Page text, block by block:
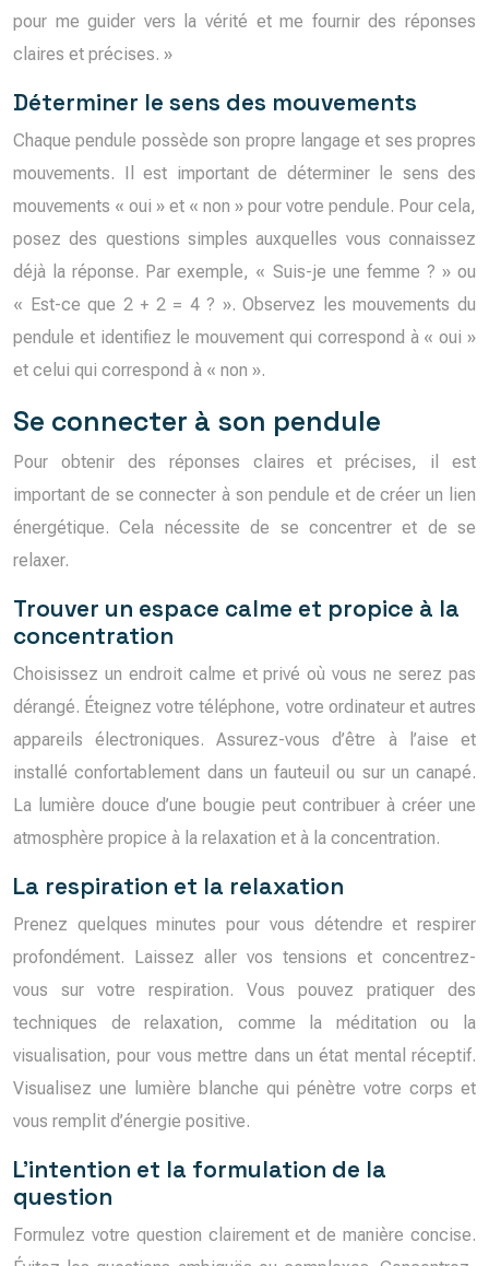
pour me guider vers la vérité et me fournir des réponses
claires et précises. »
Déterminer le sens des mouvements
Chaque pendule possède son propre langage et ses propres
mouvements. Il est important de déterminer le sens des
mouvements « oui » et « non » pour votre pendule. Pour cela,
posez des questions simples auxquelles vous connaissez
déjà la réponse. Par exemple, « Suis-je une femme ? » ou
« Est-ce que 2 + 2 = 4 ? ». Observez les mouvements du
pendule et identifiez le mouvement qui correspond à « oui »
et celui qui correspond à « non ».
Se connecter à son pendule
Pour obtenir des réponses claires et précises, il est
important de se connecter à son pendule et de créer un lien
énergétique. Cela nécessite de se concentrer et de se
relaxer.
Trouver un espace calme et propice à la
concentration
Choisissez un endroit calme et privé où vous ne serez pas
dérangé. Éteignez votre téléphone, votre ordinateur et autres
appareils électroniques. Assurez-vous d’être à l’aise et
installé confortablement dans un fauteuil ou sur un canapé.
La lumière douce d’une bougie peut contribuer à créer une
atmosphère propice à la relaxation et à la concentration.
La respiration et la relaxation
Prenez quelques minutes pour vous détendre et respirer
profondément. Laissez aller vos tensions et concentrez-
vous sur votre respiration. Vous pouvez pratiquer des
techniques de relaxation, comme la méditation ou la
visualisation, pour vous mettre dans un état mental réceptif.
Visualisez une lumière blanche qui pénètre votre corps et
vous remplit d’énergie positive.
L’intention et la formulation de la
question
Formulez votre question clairement et de manière concise.